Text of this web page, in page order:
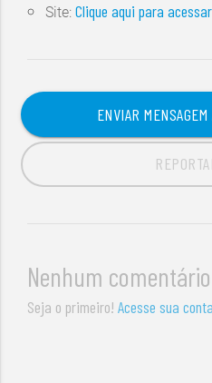
Site:Clique aqui para acessar
ENVIAR
Nenhum comentário
Seja o primeiro!Acesse sua conta